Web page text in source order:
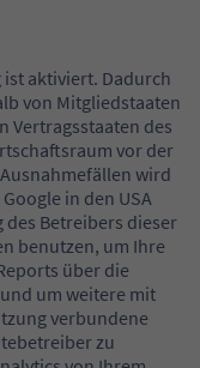
ist aktiviert. Dadurch
von Mitgliedstaaten
Vertragsstaaten des
vor der
wird
in den USA
Betreibers dieser
benutzen, um Ihre
über die
um weitere mit
verbundene
zu